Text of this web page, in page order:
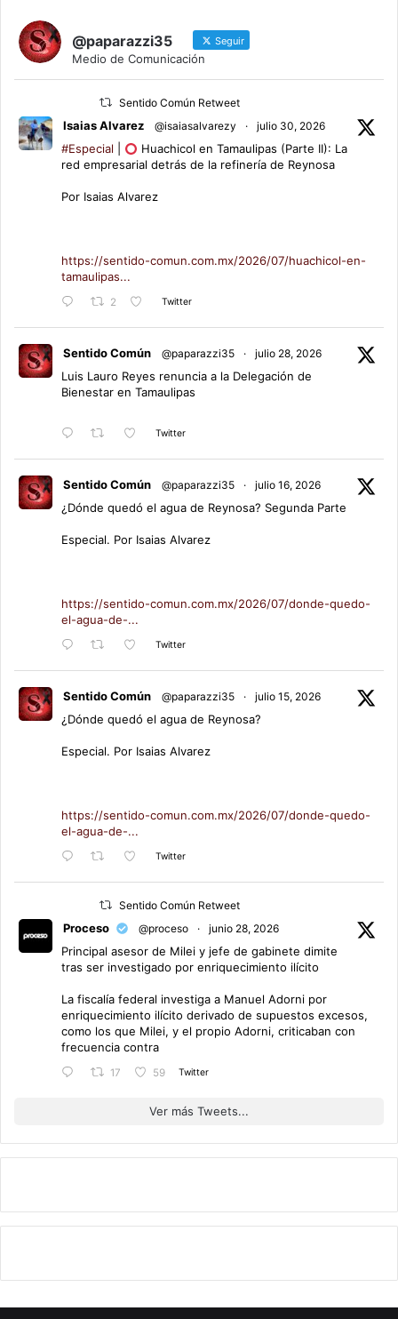
@paparazzi35 Seguir
Medio de Comunicación
Sentido Común Retweet
Isaias Alvarez @isaiasalvarezy · julio 30, 2026
#Especial
Huachicol en Tamaulipas (Parte II): La
red empresarial detrás de la refinería de Reynosa
Por Isaias Alvarez
https://sentido-comun.com.mx/2026/07/huachicol-en-
tamaulipas...
2 Twitter
Sentido Común @paparazzi35 · julio 28, 2026
Luis Lauro Reyes renuncia a la Delegación de
Bienestar en Tamaulipas
Twitter
Sentido Común @paparazzi35 · julio 16, 2026
¿Dónde quedó el agua de Reynosa? Segunda Parte
Especial. Por Isaias Alvarez
https://sentido-comun.com.mx/2026/07/donde-quedo-
el-agua-de-...
Twitter
Sentido Común @paparazzi35 · julio 15, 2026
¿Dónde quedó el agua de Reynosa?
Especial. Por Isaias Alvarez
https://sentido-comun.com.mx/2026/07/donde-quedo-
el-agua-de-...
Twitter
Sentido Común Retweet
Proceso @proceso · junio 28, 2026
Principal asesor de Milei y jefe de gabinete dimite
tras ser investigado por enriquecimiento ilícito
La fiscalía federal investiga a Manuel Adorni por
enriquecimiento ilícito derivado de supuestos excesos,
como los que Milei, y el propio Adorni, criticaban con
frecuencia contra
17 59 Twitter
Ver más Tweets...